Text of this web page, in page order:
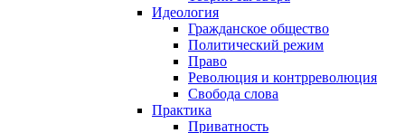
Идеология
Гражданское общество
Политический режим
Право
Революция и контрреволюция
Свобода слова
Практика
Приватность